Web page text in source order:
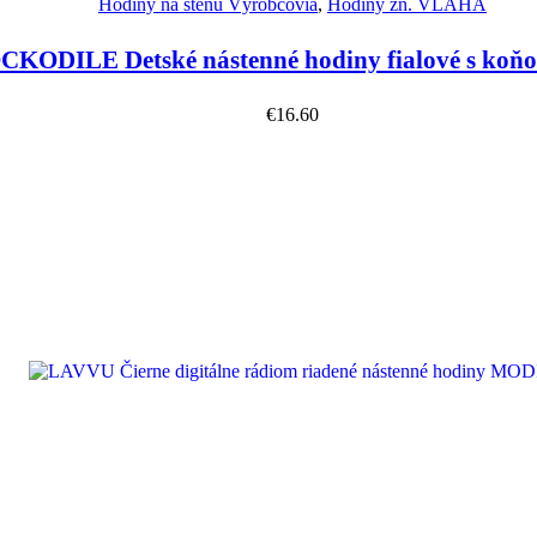
Hodiny na stenu Výrobcovia, Hodiny zn. VLAHA
Detské nástenné hodiny fialové s
€16.60